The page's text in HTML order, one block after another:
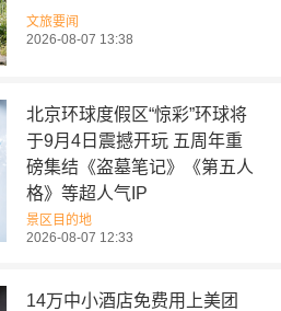
文旅要闻
2026-08-07 13:38
北京环球度假区“惊彩”环球将
于9月4日震撼开玩 五周年重
磅集结《盗墓笔记》《第五人
格》等超人气IP
景区目的地
2026-08-07 12:33
14万中小酒店免费用上美团